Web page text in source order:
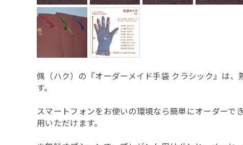
佩（ハク）の『オーダーメイド手袋 クラシック』は
す。
スマートフォンをお使いの環境なら簡単にオーダーで
用いただけます。